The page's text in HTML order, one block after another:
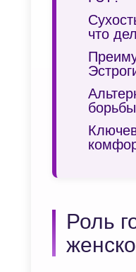
что
Роль